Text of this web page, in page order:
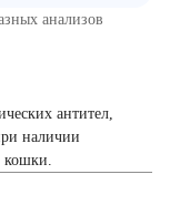
антител,
наличии
кошки.
анализов